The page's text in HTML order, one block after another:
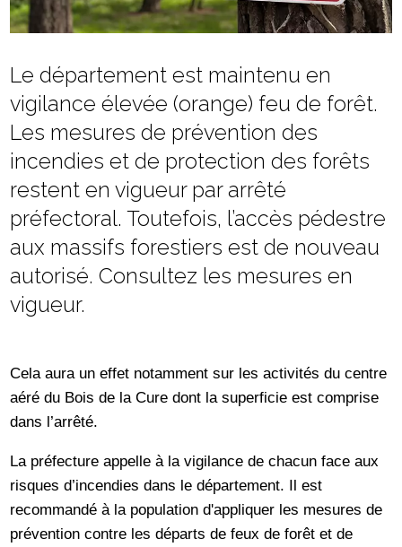
Le département est maintenu en
vigilance élevée (orange) feu de forêt.
Les mesures de prévention des
incendies et de protection des forêts
restent en vigueur par arrêté
préfectoral. Toutefois, l’accès pédestre
aux massifs forestiers est de nouveau
autorisé. Consultez les mesures en
vigueur.
Cela aura un effet notamment sur les activités du centre
aéré du Bois de la Cure dont la superficie est comprise
dans l’arrêté.
La préfecture appelle à la vigilance de chacun face aux
risques d’incendies dans le département. Il est
recommandé à la population d'appliquer les mesures de
prévention contre les départs de feux de forêt et de